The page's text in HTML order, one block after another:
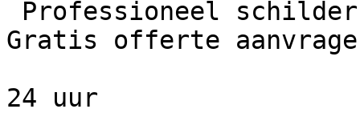
Gratis offerte
24 uur